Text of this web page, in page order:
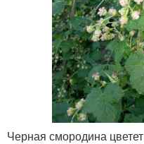
Черная смородина цветет